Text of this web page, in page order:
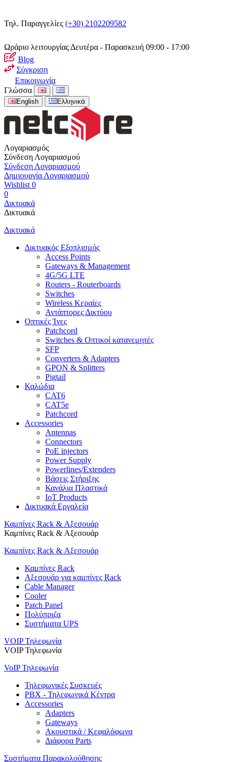
Τηλ. Παραγγελίες (+30) 2102209582
Ωράριο λειτουργίας Δευτέρα - Παρασκευή 09:00 - 17:00
Blog
Σύγκριση
Επικοινωνία
Γλώσσα
English Ελληνικά
Λογαριασμός
Σύνδεση Λογαριασμού
Σύνδεση Λογαριασμού
Δημιουργία Λογαριασμού
Wishlist 0
0
Δικτυακά
Δικτυακά
Δικτυακά
Δικτυακός Εξοπλισμός
Access Points
Gateways & Management
4G/5G LTE
Routers - Routerboards
Switches
Wireless Κεραίες
Αντάπτορες Δικτύου
Οπτικές Ίνες
Patchcord
Switches & Οπτικοί κατανεμητές
SFP
Converters & Adapters
GPON & Splitters
Pigtail
Καλώδια
CAT6
CAT5e
Patchcord
Accessories
Antennas
Connectors
PoE injectors
Power Supply
Powerlines/Extenders
Βάσεις Στήριξης
Κανάλια Πλαστικά
IoT Products
Δικτυακά Εργαλεία
Καμπίνες Rack & Αξεσουάρ
Καμπίνες Rack & Αξεσουάρ
Καμπίνες Rack & Αξεσουάρ
Καμπίνες Rack
Αξεσουάρ για καμπίνες Rack
Cable Manager
Cooler
Patch Panel
Πολύπριζα
Συστήματα UPS
VOIP Τηλεφωνία
VOIP Τηλεφωνία
VoIP Τηλεφωνία
Τηλεφωνικές Συσκευές
PBX - Τηλεφωνικά Κέντρα
Accessories
Adapters
Gateways
Ακουστικά / Κεφαλόφωνα
Διάφορα Parts
Συστήματα Παρακολούθησης